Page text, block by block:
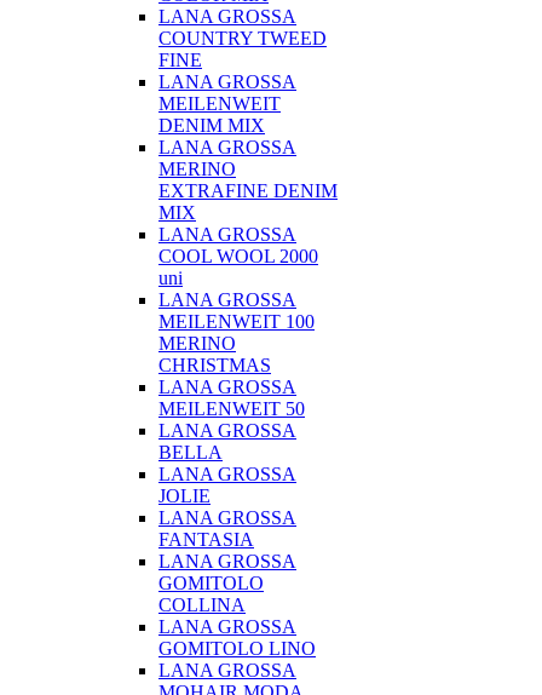
LANA GROSSA
COUNTRY TWEED
FINE
LANA GROSSA
MEILENWEIT
DENIM MIX
LANA GROSSA
MERINO
EXTRAFINE DENIM
MIX
LANA GROSSA
COOL WOOL 2000
uni
LANA GROSSA
MEILENWEIT 100
MERINO
CHRISTMAS
LANA GROSSA
MEILENWEIT 50
LANA GROSSA
BELLA
LANA GROSSA
JOLIE
LANA GROSSA
FANTASIA
LANA GROSSA
GOMITOLO
COLLINA
LANA GROSSA
GOMITOLO LINO
LANA GROSSA